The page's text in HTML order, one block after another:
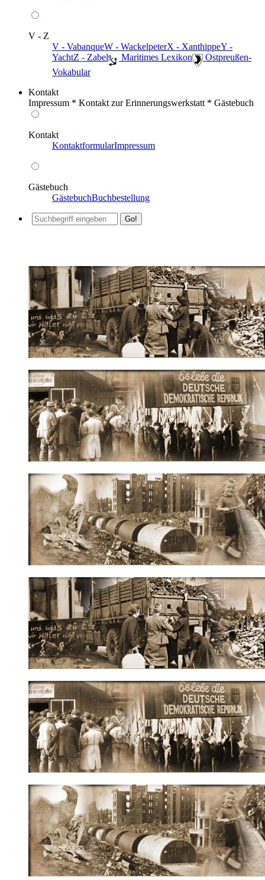
V - Z
V - VabanqueW - WackelpeterX - XanthippeY -
YachtZ - Zabel ️ Maritimes Lexikon
️ Ostpreußen-
Vokabular
Kontakt
Impressum * Kontakt zur Erinnerungswerkstatt * Gästebuch
Kontakt
KontaktformularImpressum
Gästebuch
GästebuchBuchbestellung